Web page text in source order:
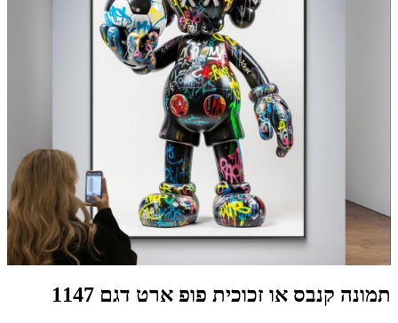
תמונה קנבס או זכוכית פופ ארט דגם 1147